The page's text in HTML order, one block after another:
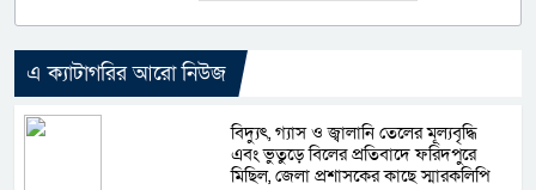
এ ক্যাটাগরির আরো নিউজ
বিদ্যুৎ, গ্যাস ও জ্বালানি তেলের মূল্যবৃদ্ধি
এবং ভুতুড়ে বিলের প্রতিবাদে ফরিদপুরে
মিছিল, জেলা প্রশাসকের কাছে স্মারকলিপি